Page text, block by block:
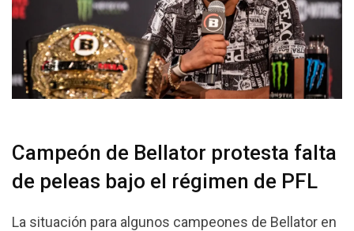
Campeón de Bellator protesta falta
de peleas bajo el régimen de PFL
La situación para algunos campeones de Bellator en